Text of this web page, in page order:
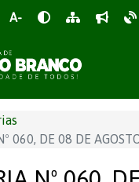
A-
060, DE 08 DE